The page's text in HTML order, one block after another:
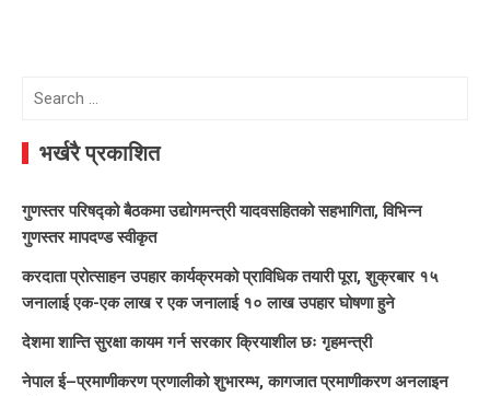
Search
भर्खरै प्रकाशित
गुणस्तर परिषद्को बैठकमा उद्योगमन्त्री यादवसहितको सहभागिता, विभिन्न
गुणस्तर मापदण्ड स्वीकृत
करदाता प्रोत्साहन उपहार कार्यक्रमको प्राविधिक तयारी पूरा, शुक्रबार १५
जनालाई एक-एक लाख र एक जनालाई १० लाख उपहार घोषणा हुने
देशमा शान्ति सुरक्षा कायम गर्न सरकार क्रियाशील छः गृहमन्त्री
नेपाल ई–प्रमाणीकरण प्रणालीको शुभारम्भ, कागजात प्रमाणीकरण अनलाइन